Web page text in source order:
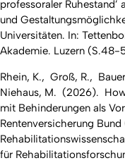
professoraler Ruhestand’
und
Universitäten. In:
Akademie. Luzern (S.48-
Rhein, K., Groß, R.,
Niehaus, M. (2026).
mit Behinderungen als
Rentenversicherung
für